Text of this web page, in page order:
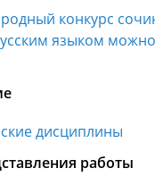
конкурс
языком
дисциплины
работы